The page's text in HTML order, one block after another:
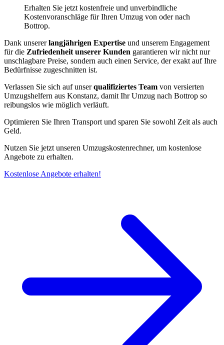
Erhalten Sie jetzt kostenfreie und unverbindliche
Kostenvoranschläge für Ihren Umzug von oder nach
Bottrop.
Dank unsererlangjährigen Expertise und unserem Engagement
für die Zufriedenheit unserer Kunden garantieren wir nicht nur
unschlagbare Preise, sondern auch einen Service, der exakt auf Ihre
Bedürfnisse zugeschnitten ist.
Verlassen Sie sich auf unserqualifiziertes Team von versierten
Umzugshelfern aus Konstanz, damit Ihr Umzug nach Bottrop so
reibungslos wie möglich verläuft.
Optimieren Sie Ihren Transport und sparen Sie sowohl Zeit als auch
Geld.
Nutzen Sie jetzt unseren Umzugskostenrechner, um kostenlose
Angebote zu erhalten.
Kostenlose Angebote erhalten!